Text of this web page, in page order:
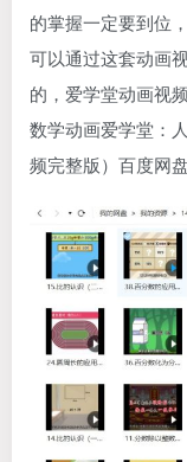
的掌握一定要到位
可以通过这套动画
的， 爱学堂动画视
数学动画爱学堂 ：
频完整版）百度网